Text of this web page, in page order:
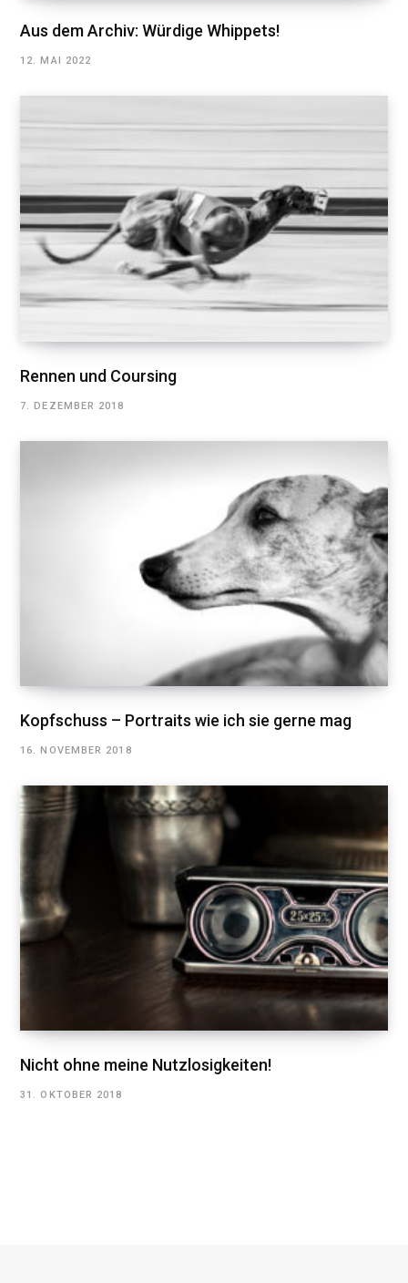
Aus dem Archiv: Würdige Whippets!
12. MAI 2022
Rennen und Coursing
7. DEZEMBER 2018
Kopfschuss – Portraits wie ich sie gerne mag
16. NOVEMBER 2018
Nicht ohne meine Nutzlosigkeiten!
31. OKTOBER 2018